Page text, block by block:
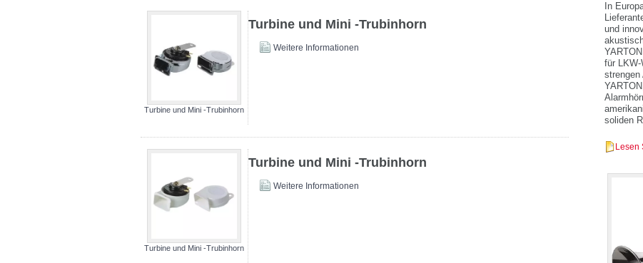
Turbine und Mini -Trubinhorn
Turbine und Mini -Trubinhorn
Weitere Informationen
Turbine und Mini -Trubinhorn
Turbine und Mini -Trubinhorn
Weitere Informationen
In
und
für
strengen
soliden
Lesen